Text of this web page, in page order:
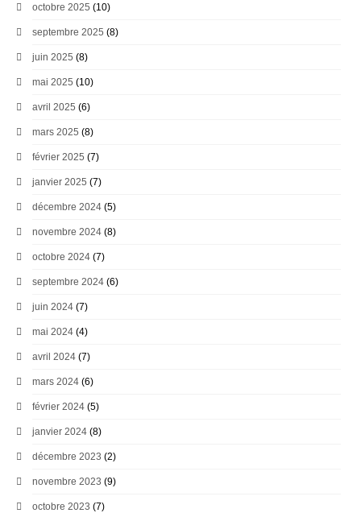
octobre 2025 (10)
septembre 2025 (8)
juin 2025 (8)
mai 2025 (10)
avril 2025 (6)
mars 2025 (8)
février 2025 (7)
janvier 2025 (7)
décembre 2024 (5)
novembre 2024 (8)
octobre 2024 (7)
septembre 2024 (6)
juin 2024 (7)
mai 2024 (4)
avril 2024 (7)
mars 2024 (6)
février 2024 (5)
janvier 2024 (8)
décembre 2023 (2)
novembre 2023 (9)
octobre 2023 (7)